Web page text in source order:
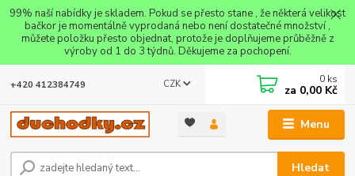
99% naší nabídky je skladem. Pokud se přesto stane , že některá velikost
bačkor je momentálně vyprodaná nebo není dostatečné množství ,
můžete položku přesto objednat, protože je doplňujeme průběžně z
výroby od 1 do 3 týdnů. Děkujeme za pochopení.
Menu
CZK
Hledat
+420 412384749 0 ks
za 0,00 Kč